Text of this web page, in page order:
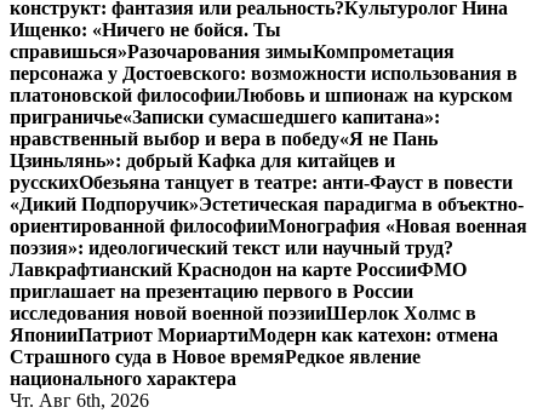
конструкт: фантазия или реальность?Культуролог Нина
Ищенко: «Ничего не бойся. Ты
справишься»Разочарования зимыКомпрометация
персонажа у Достоевского: возможности использования в
платоновской философииЛюбовь и шпионаж на курском
приграничье«Записки сумасшедшего капитана»:
нравственный выбор и вера в победу«Я не Пань
Цзиньлянь»: добрый Кафка для китайцев и
русскихОбезьяна танцует в театре: анти-Фауст в повести
«Дикий Подпоручик»Эстетическая парадигма в объектно-
ориентированной философииМонография «Новая военная
поэзия»: идеологический текст или научный труд?
Лавкрафтианский Краснодон на карте РоссииФМО
приглашает на презентацию первого в России
исследования новой военной поэзииШерлок Холмс в
ЯпонииПатриот МориартиМодерн как катехон: отмена
Страшного суда в Новое времяРедкое явление
национального характера
Чт. Авг 6th, 2026